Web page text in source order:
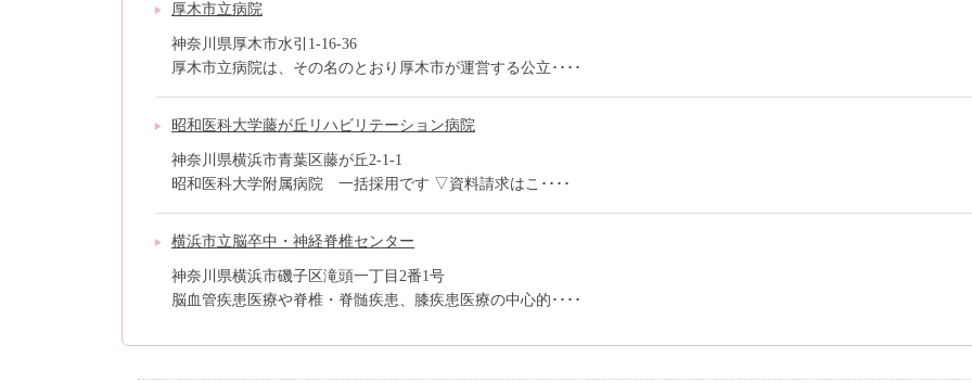
厚木市立病院
神奈川県厚木市水引1-16-36
厚木市立病院は、その名のとおり厚木市が運営する公立････
昭和医科大学藤が丘リハビリテーション病院
神奈川県横浜市青葉区藤が丘2-1-1
昭和医科大学附属病院 一括採用です ▽資料請求はこ････
横浜市立脳卒中・神経脊椎センター
神奈川県横浜市磯子区滝頭一丁目2番1号
脳血管疾患医療や脊椎・脊髄疾患、膝疾患医療の中心的････